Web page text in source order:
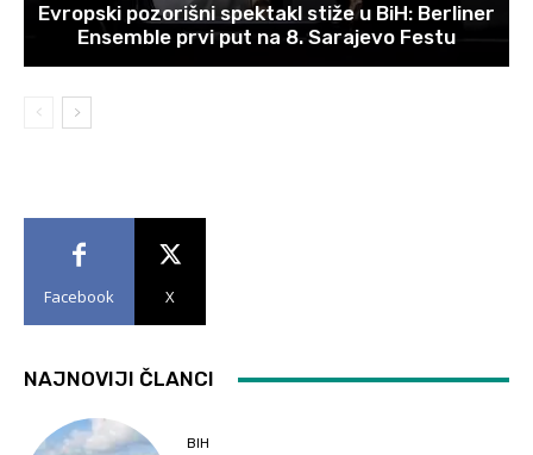
Evropski pozorišni spektakl stiže u BiH: Berliner
Ensemble prvi put na 8. Sarajevo Festu
Facebook X
NAJNOVIJI ČLANCI
BIH